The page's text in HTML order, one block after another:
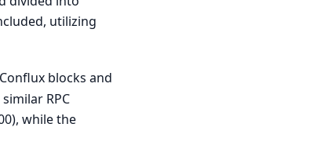
utilizing
blocks and
RPC
while the